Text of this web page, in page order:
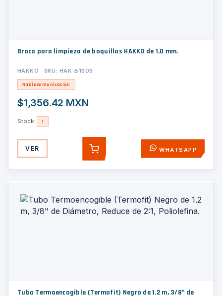
Broca para limpieza de boquillas HAKKO de 1.0 mm.
HAKKO · SKU: HAK-B1303
Radiocomunicación
$1,356.42 MXN
Stock: 1
VER AGREGAR WHATSAPP
Tubo Termoencogible (Termofit) Negro de 1.2 m, 3/8" de